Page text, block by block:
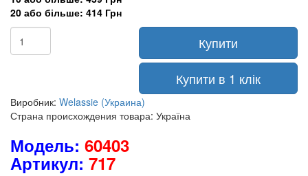
20 або більше: 414 Грн
Купити
Купити в 1 клік
Виробник: Welassie (Украина)
Страна происхождения товара: Україна
Модель: 60403
Артикул: 717